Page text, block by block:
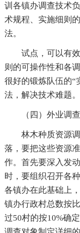
训各镇办调查技术
术规程、实施细则
法。
试点，可以有
则的可操作性和各
很好的锻炼队伍的“
法，解决技术难题。
（四）外业调查
林木种质资源
落，要把这些资源
作。首先要深入发
时，要组织召开各
各镇办在此基础上
镇办行政村总数按
过50村的按10%确